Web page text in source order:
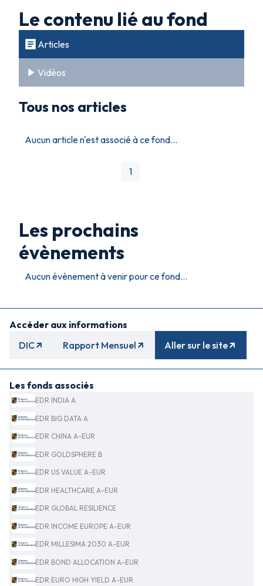
Le contenu lié au fond
Articles
Vidéos
Tous nos articles
Aucun article n'est associé à ce fond...
1
Les prochains
évènements
Aucun évènement à venir pour ce fond...
Accéder aux informations
DIC
Rapport Mensuel Aller sur le site
Les fonds associés
EDR INDIA A
EDR BIG DATA A
EDR CHINA A-EUR
EDR GOLDSPHERE B
EDR US VALUE A-EUR
EDR HEALTHCARE A-EUR
EDR GLOBAL RESILIENCE
EDR INCOME EUROPE A-EUR
EDR MILLESIMA 2030 A-EUR
EDR BOND ALLOCATION A-EUR
EDR EURO HIGH YIELD A-EUR